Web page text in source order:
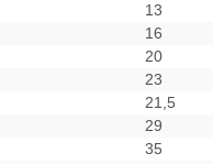
13
16
20
23
21,5
29
35